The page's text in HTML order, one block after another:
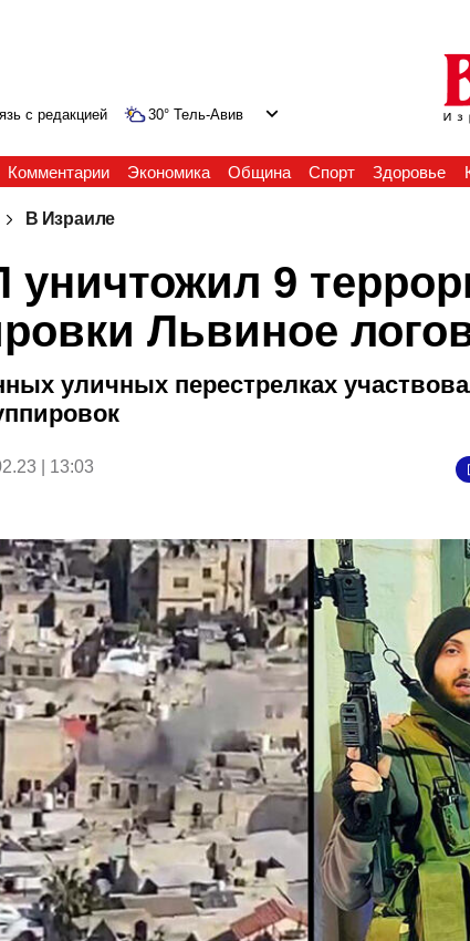
с редакцией 30° Тель-Авив
Комментарии Экономика Община Спорт Здоровье
В Израиле
9
Львиное
уличных перестрелках
| 13:03